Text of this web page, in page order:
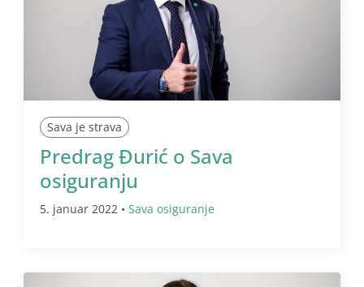
Sava je strava
Predrag Đurić o Sava
osiguranju
5. januar 2022 • Sava osiguranje